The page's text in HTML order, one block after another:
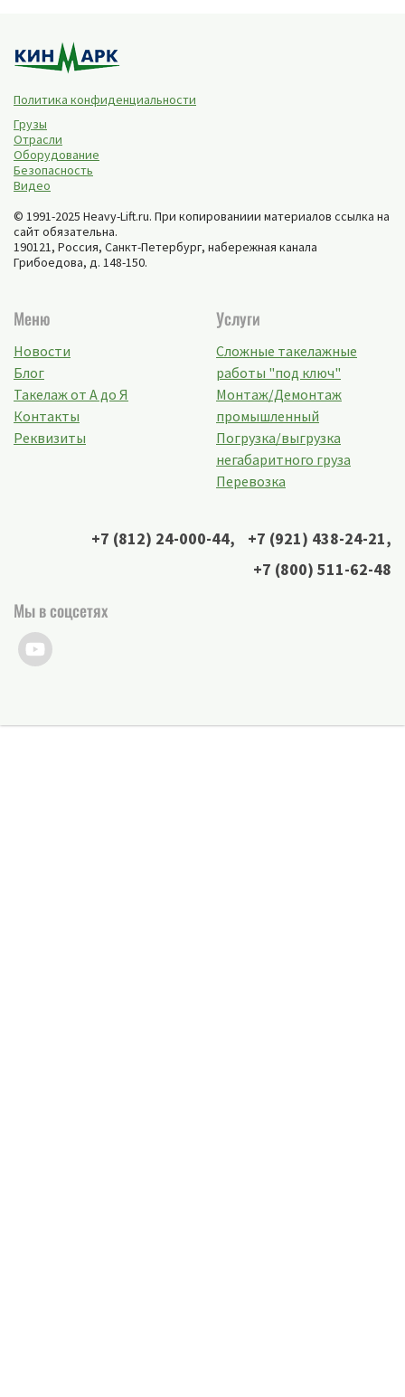
Политика конфиденциальности
Грузы
Отрасли
Оборудование
Безопасность
Видео
© 1991-2025 Heavy-Lift.ru. При копированиии материалов ссылка на
сайт обязательна.
190121, Россия, Санкт-Петербург, набережная канала
Грибоедова, д. 148-150.
Меню
Новости
Блог
Такелаж от А до Я
Контакты
Реквизиты
Услуги
Сложные такелажные
работы "под ключ"
Монтаж/Демонтаж
промышленный
Погрузка/выгрузка
негабаритного груза
Перевозка
+7 (812) 24-000-44, +7 (921) 438-24-21,
+7 (800) 511-62-48
Мы в соцсетях